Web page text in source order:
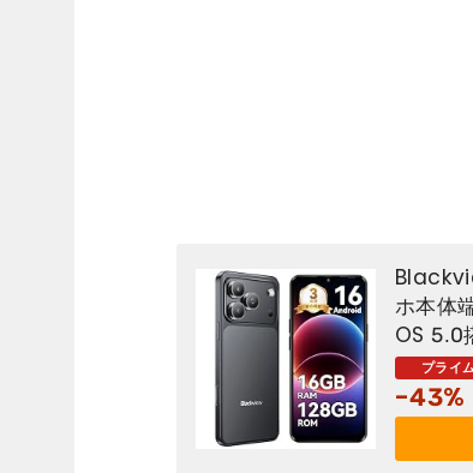
ホ本体
OS 5.0
｜
贈り｜
-43%